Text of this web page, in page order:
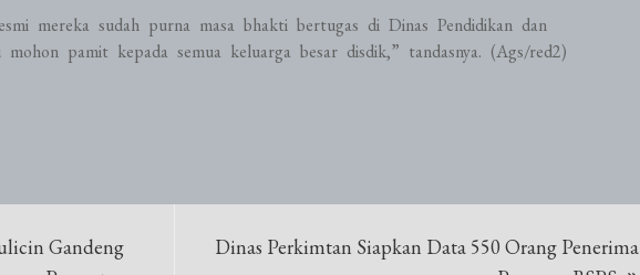
mereka sudah purna masa bhakti bertugas di Dinas Pendidikan dan
pamit kepada semua keluarga besar disdik,” tandasnya. (Ags/red2)
Gandeng
Dinas Perkimtan Siapkan Data 550 Orang Penerima